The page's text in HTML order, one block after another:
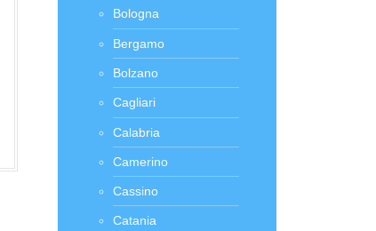
Bologna
Bergamo
Bolzano
Cagliari
Calabria
Camerino
Cassino
Catania